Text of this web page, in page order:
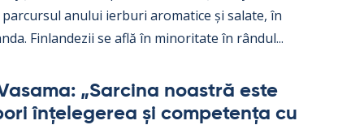
anu­lui ier­buri aro­ma­tice și sa­late, în
Fin­lan­dezii se află în mi­no­ri­tate în rân­dul...
„Sarcina noa­stră este
înțe­le­ge­rea și com­pe­tența cu